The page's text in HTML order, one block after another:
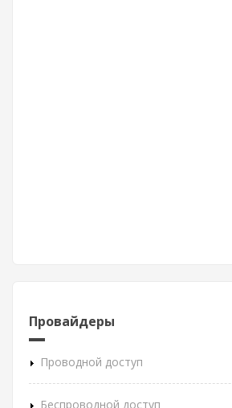
Провайдеры
Проводной доступ
Беспроводной доступ